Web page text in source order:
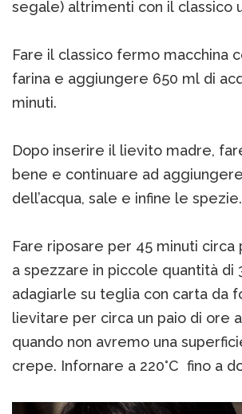
segale) altrimenti con il classico
Fare il classico fermo macchina
farina e aggiungere 650 ml di
minuti.
Dopo inserire il lievito madre,
bene e continuare ad
dell’acqua, sale e infine le spezie.
Fare riposare per 45 minuti circa
a spezzare in piccole quantità di
adagiarle su teglia con carta da
lievitare per circa un paio di ore
quando non avremo una
crepe. Infornare a 220°C fino a